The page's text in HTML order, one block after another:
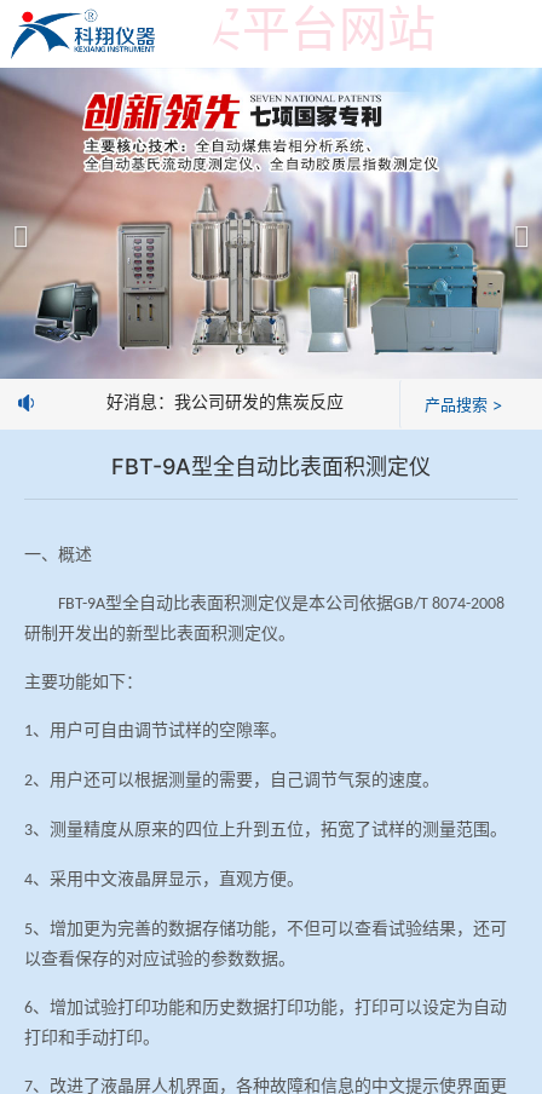
世界杯购买平台网站
世界杯购买平台网站
产品展示 ＞
焦炭高温性能检测系统
焦化行业检测及优化配煤设备
球团矿/烧结矿/块矿高温冶金性能检测系统
烧结/球团优化配矿研究设备
高炉配吹煤检测设备
冶金渣、保护渣等高温物性检测设备
冶金石灰活性度测定仪
工业分析、测硫仪等
公司简介
世界杯购买平台网站
企业业绩
技术交流
世界杯购买平台网站
好消息：我公司研发的焦炭反应性制样系统，全部制样过
产品搜索 >
FBT-9A型全自动比表面积测定仪
一、概述
FBT-9A型全自动比表面积测定仪是本公司依据GB/T 8074-2008
研制开发出的新型比表面积测定仪。
主要功能如下：
1、用户可自由调节试样的空隙率。
2、用户还可以根据测量的需要，自己调节气泵的速度。
3、测量精度从原来的四位上升到五位，拓宽了试样的测量范围。
4、采用中文液晶屏显示，直观方便。
5、增加更为完善的数据存储功能，不但可以查看试验结果，还可
以查看保存的对应试验的参数数据。
6、增加试验打印功能和历史数据打印功能，打印可以设定为自动
打印和手动打印。
7、改进了液晶屏人机界面，各种故障和信息的中文提示使界面更